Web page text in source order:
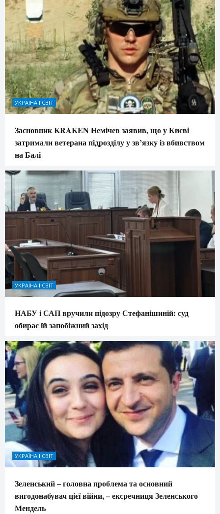
УКРАЇНА І СВІТ
Засновник KRAKEN Немічев заявив, що у Києві
затримали ветерана підрозділу у зв’язку із вбивством
на Балі
УКРАЇНА І СВІТ
НАБУ і САП вручили підозру Стефанішиній: суд
обирає їй запобіжний захід
УКРАЇНА І СВІТ
Зеленський – головна проблема та основний
вигодонабувач цієї війни, – ексречниця Зеленського
Мендель